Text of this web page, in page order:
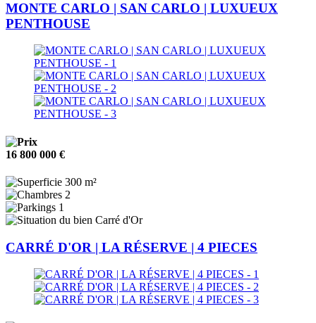
MONTE CARLO | SAN CARLO | LUXUEUX
PENTHOUSE
16 800 000 €
300 m²
2
1
Carré d'Or
CARRÉ D'OR | LA RÉSERVE | 4 PIECES